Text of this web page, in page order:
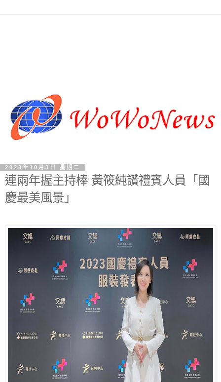
2023年10月3日 星期二
連兩年握主持棒 黃筱純讚禮賓人員「國
慶最美風景」